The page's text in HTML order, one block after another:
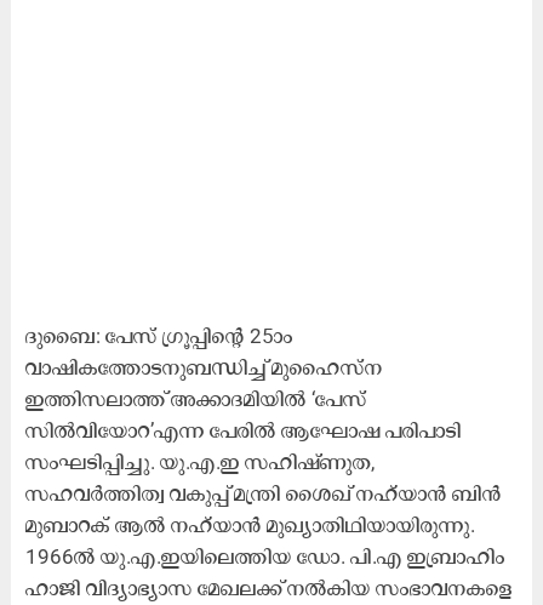
ദുബൈ: പേസ് ഗ്രൂപ്പിന്റെ 25ാം
വാഷികത്തോടനുബന്ധിച്ച്​ മുഹൈസ്‌ന
ഇത്തിസലാത്ത്​ അക്കാദമിയിൽ ‘പേസ്
സിൽവിയോറ’എന്ന പേരിൽ ആഘോഷ പരിപാടി
സംഘടിപ്പിച്ചു. യു.എ.ഇ സഹിഷ്ണുത,
സഹവർത്തിത്വ വകുപ്പ്​ മന്ത്രി ശൈഖ്​ നഹ്​യാൻ ബിൻ
മുബാറക് ആൽ നഹ്​യാൻ മുഖ്യാതിഥിയായിരുന്നു.
1966ൽ യു.എ.ഇയിലെത്തിയ ഡോ. പി.എ ഇബ്രാഹിം
ഹാജി വിദ്യാഭ്യാസ മേഖലക്ക്​ നൽകിയ സംഭാവനകളെ